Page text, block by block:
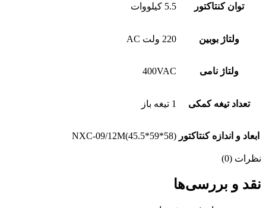
توان کنتاکتور 5.5 کیلووات
ولتاژ بوبین 220 ولت AC
ولتاژ نامی 400VAC
تعداد تیغه کمکی 1 تیغه باز
ابعاد و اندازه کنتاکتور NXC-09/12M(45.5*59*58)
نظرات (0)
نقد و بررسی‌ها